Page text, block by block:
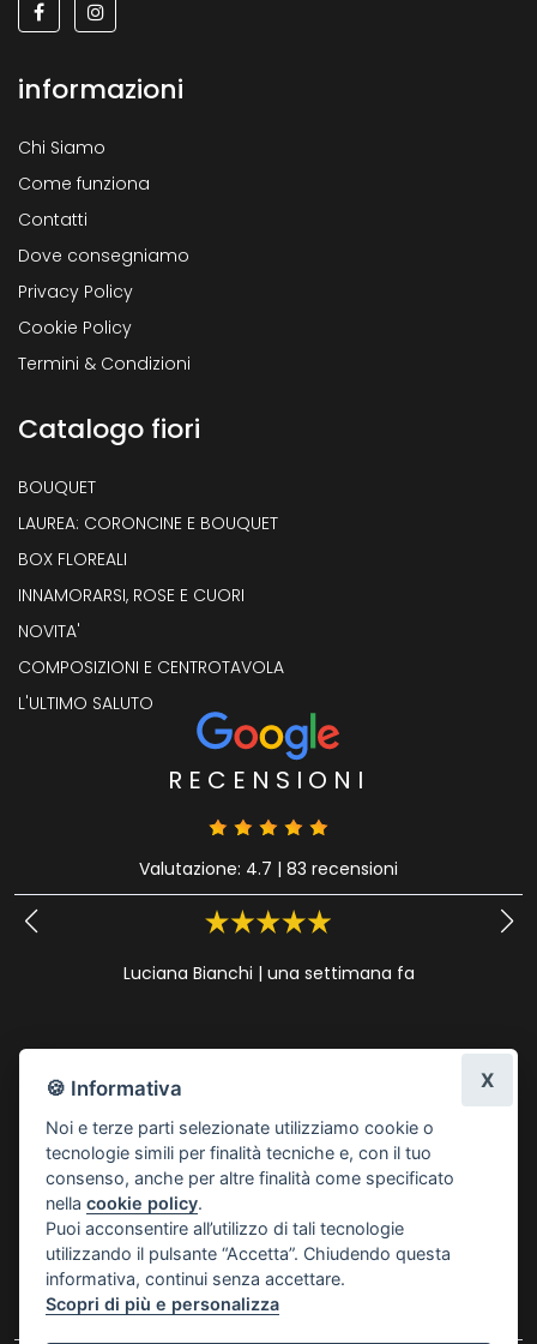
informazioni
Chi Siamo
Come funziona
Contatti
Dove consegniamo
Privacy Policy
Cookie Policy
Termini & Condizioni
Catalogo fiori
BOUQUET
LAUREA: CORONCINE E BOUQUET
BOX FLOREALI
INNAMORARSI, ROSE E CUORI
NOVITA'
COMPOSIZIONI E CENTROTAVOLA
L'ULTIMO SALUTO
RECENSIONI
Valutazione: 4.7 | 83 recensioni
Luciana Bianchi | una settimana fa
🍪 Informativa
Noi e terze parti selezionate utilizziamo cookie o
tecnologie simili per finalità tecniche e, con il tuo
consenso, anche per altre finalità come specificato
nellacookie policy.
Puoi acconsentire all’utilizzo di tali tecnologie
utilizzando il pulsante “Accetta”. Chiudendo questa
informativa, continui senza accettare.
Scopri di più e personalizza
X